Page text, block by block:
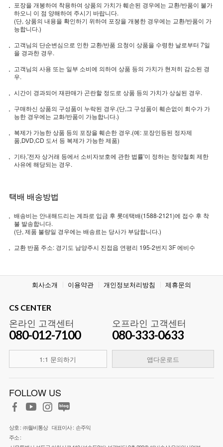
포장을 개봉하여 착용하여 상품의 가치가 훼손된 경우에는 교환/반품이 불가
하오니 이 점 양해하여 주시기 바랍니다.
(단, 상품의 내용을 확인하기 위하여 포장을 개봉한 경우에는 교환/반품이 가
능합니다.)
고객님의 단순변심으로 인한 교환/반품 요청이 상품을 수령한 날로부터 7일
을 경과한 경우.
고객님의 사용 또는 일부 소비에 의하여 상품 등의 가치가 현저히 감소된 경
우.
시간이 경과되어 재판매가 곤란할 정도로 상품 등의 가치가 상실된 경우.
구매하신 상품의 구성품이 누락된 경우.(단,그 구성품이 훼손없이 회수가 가
능한 경우에는 교화/반품이 가능합니다.)
복제가 가능한 상품 등의 포장을 훼손한 경우.(예: 포장인등된 정자제
품,DVD,CD 도서 등 복제가 가능한 제품)
기타,'전자 상거래 등에서 소비자보호에 관한 법률'이 정하는 청약철회 제한
사유에 해당되는 경우.
택배 배송방법
배송비는 안내해드리는 계좌로 입금 후 롯데택배(1588-2121)에 접수 후 착
불 발송합니다.
(단, 제품 불량일 경우에는 배송료는 당사가 부담합니다.)
교환 반품 주소: 경기도 남양주시 진접읍 연평리 195-2번지 3F 에비수
회사소개 이용약관 개인정보처리방침 제휴문의
CS CENTER
온라인 고객센터
080-012-7100
1:1 문의하기
오프라인 고객센터
080-333-0633
앱다운로드
FOLLOW US
상호 : ㈜월비통상 대표이사 : 손주익
주소 :